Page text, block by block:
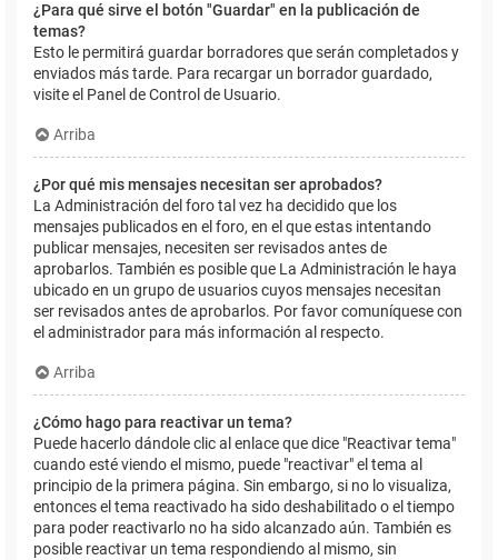
¿Para qué sirve el botón "Guardar" en la publicación de
temas?
Esto le permitirá guardar borradores que serán completados y
enviados más tarde. Para recargar un borrador guardado,
visite el Panel de Control de Usuario.
Arriba
¿Por qué mis mensajes necesitan ser aprobados?
La Administración del foro tal vez ha decidido que los
mensajes publicados en el foro, en el que estas intentando
publicar mensajes, necesiten ser revisados antes de
aprobarlos. También es posible que La Administración le haya
ubicado en un grupo de usuarios cuyos mensajes necesitan
ser revisados antes de aprobarlos. Por favor comuníquese con
el administrador para más información al respecto.
Arriba
¿Cómo hago para reactivar un tema?
Puede hacerlo dándole clic al enlace que dice "Reactivar tema"
cuando esté viendo el mismo, puede "reactivar" el tema al
principio de la primera página. Sin embargo, si no lo visualiza,
entonces el tema reactivado ha sido deshabilitado o el tiempo
para poder reactivarlo no ha sido alcanzado aún. También es
posible reactivar un tema respondiendo al mismo, sin